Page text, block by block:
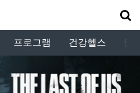
프로그램 건강헬스 인